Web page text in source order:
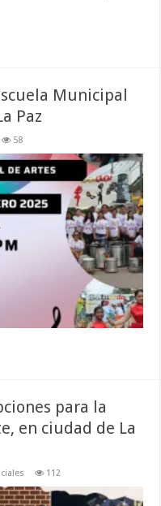
Municipal
Paz
58
para la
en ciudad de La
112